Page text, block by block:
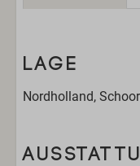
LAGE
Nordholland,